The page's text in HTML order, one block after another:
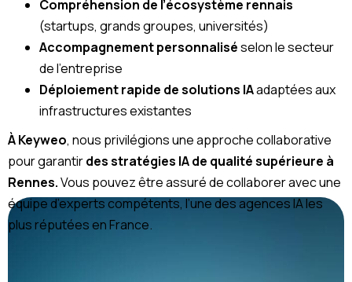
Compréhension de l’écosystème rennais
(startups, grands groupes, universités)
Accompagnement personnaliséselon le secteur
de l’entreprise
Déploiement rapide de solutions IAadaptées aux
infrastructures existantes
À Keyweo, nous privilégions une approche collaborative
pour garantirdes stratégies IA de qualité supérieure à
Rennes.Vous pouvez être assuré de collaborer avec une
équipe d’experts compétents, l’une des agences IA les
plus réputées en France.